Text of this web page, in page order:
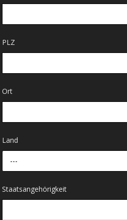
PLZ
Ort
Land
---
Staatsangehörigkeit